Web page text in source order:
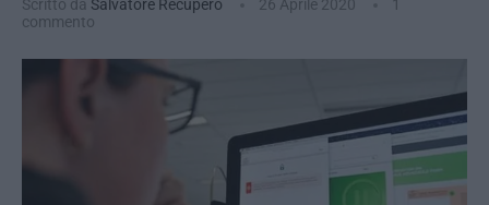
Scritto da Salvatore Recupero 26 Aprile 2020
1
commento